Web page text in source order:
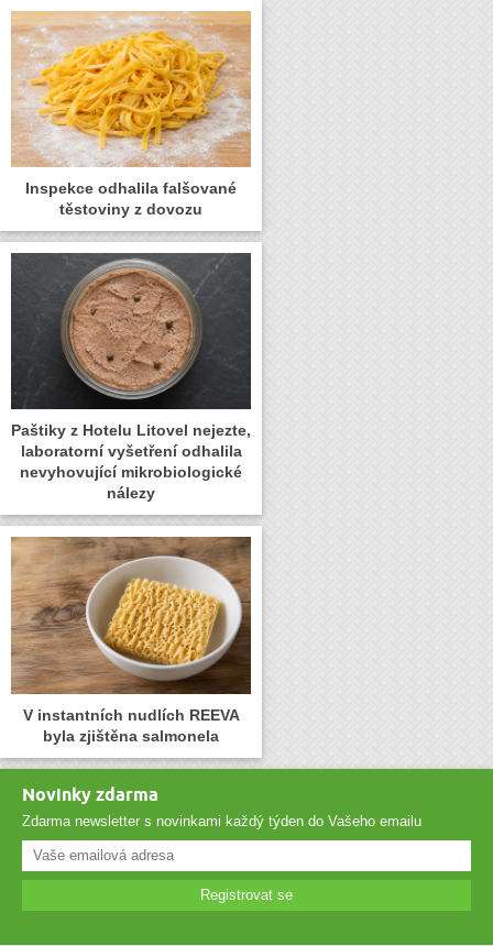
Inspekce odhalila falšované
těstoviny z dovozu
Paštiky z Hotelu Litovel nejezte,
laboratorní vyšetření odhalila
nevyhovující mikrobiologické
nálezy
V instantních nudlích REEVA
byla zjištěna salmonela
Novinky zdarma
Zdarma newsletter s novinkami každý týden do Vašeho emailu
Registrovat se